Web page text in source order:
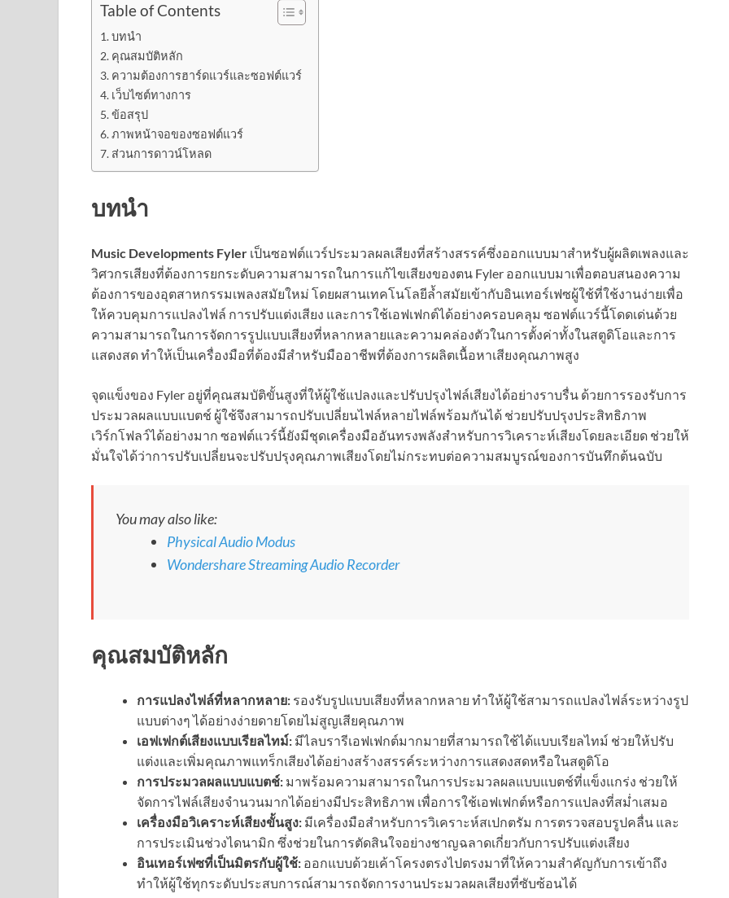
Table of Contents
บทนำ
คุณสมบัติหลัก
ความต้องการฮาร์ดแวร์และซอฟต์แวร์
เว็บไซต์ทางการ
ข้อสรุป
ภาพหน้าจอของซอฟต์แวร์
ส่วนการดาวน์โหลด
บทนำ
Music Developments Fyler เป็นซอฟต์แวร์ประมวลผลเสียงที่สร้างสรรค์ซึ่งออกแบบมาสำหรับผู้ผลิตเพลงและ
วิศวกรเสียงที่ต้องการยกระดับความสามารถในการแก้ไขเสียงของตน Fyler ออกแบบมาเพื่อตอบสนองความ
ต้องการของอุตสาหกรรมเพลงสมัยใหม่ โดยผสานเทคโนโลยีล้ำสมัยเข้ากับอินเทอร์เฟซผู้ใช้ที่ใช้งานง่ายเพื่อ
ให้ควบคุมการแปลงไฟล์ การปรับแต่งเสียง และการใช้เอฟเฟกต์ได้อย่างครอบคลุม ซอฟต์แวร์นี้โดดเด่นด้วย
ความสามารถในการจัดการรูปแบบเสียงที่หลากหลายและความคล่องตัวในการตั้งค่าทั้งในสตูดิโอและการ
แสดงสด ทำให้เป็นเครื่องมือที่ต้องมีสำหรับมืออาชีพที่ต้องการผลิตเนื้อหาเสียงคุณภาพสูง
จุดแข็งของ Fyler อยู่ที่คุณสมบัติขั้นสูงที่ให้ผู้ใช้แปลงและปรับปรุงไฟล์เสียงได้อย่างราบรื่น ด้วยการรองรับการ
ประมวลผลแบบแบตช์ ผู้ใช้จึงสามารถปรับเปลี่ยนไฟล์หลายไฟล์พร้อมกันได้ ช่วยปรับปรุงประสิทธิภาพ
เวิร์กโฟลว์ได้อย่างมาก ซอฟต์แวร์นี้ยังมีชุดเครื่องมืออันทรงพลังสำหรับการวิเคราะห์เสียงโดยละเอียด ช่วยให้
มั่นใจได้ว่าการปรับเปลี่ยนจะปรับปรุงคุณภาพเสียงโดยไม่กระทบต่อความสมบูรณ์ของการบันทึกต้นฉบับ
You may also like:
Physical Audio Modus
Wondershare Streaming Audio Recorder
คุณสมบัติหลัก
การแปลงไฟล์ที่หลากหลาย: รองรับรูปแบบเสียงที่หลากหลาย ทำให้ผู้ใช้สามารถแปลงไฟล์ระหว่างรูป
แบบต่างๆ ได้อย่างง่ายดายโดยไม่สูญเสียคุณภาพ
เอฟเฟกต์เสียงแบบเรียลไทม์: มีไลบรารีเอฟเฟกต์มากมายที่สามารถใช้ได้แบบเรียลไทม์ ช่วยให้ปรับ
แต่งและเพิ่มคุณภาพแทร็กเสียงได้อย่างสร้างสรรค์ระหว่างการแสดงสดหรือในสตูดิโอ
การประมวลผลแบบแบตช์: มาพร้อมความสามารถในการประมวลผลแบบแบตช์ที่แข็งแกร่ง ช่วยให้
จัดการไฟล์เสียงจำนวนมากได้อย่างมีประสิทธิภาพ เพื่อการใช้เอฟเฟกต์หรือการแปลงที่สม่ำเสมอ
เครื่องมือวิเคราะห์เสียงขั้นสูง: มีเครื่องมือสำหรับการวิเคราะห์สเปกตรัม การตรวจสอบรูปคลื่น และ
การประเมินช่วงไดนามิก ซึ่งช่วยในการตัดสินใจอย่างชาญฉลาดเกี่ยวกับการปรับแต่งเสียง
อินเทอร์เฟซที่เป็นมิตรกับผู้ใช้: ออกแบบด้วยเค้าโครงตรงไปตรงมาที่ให้ความสำคัญกับการเข้าถึง
ทำให้ผู้ใช้ทุกระดับประสบการณ์สามารถจัดการงานประมวลผลเสียงที่ซับซ้อนได้